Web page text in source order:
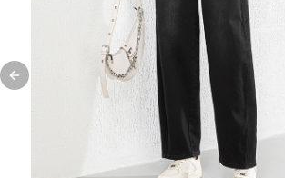
Previous slide